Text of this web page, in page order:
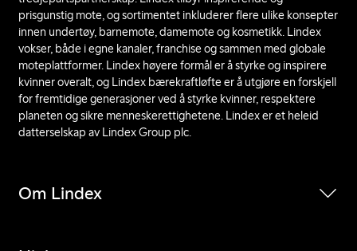
prisgunstig mote, og sortimentet inkluderer flere ulike konsepter
innen undertøy, barnemote, damemote og kosmetikk. Lindex
vokser, både i egne kanaler, franchise og sammen med globale
moteplattformer. Lindex høyere formål er å styrke og inspirere
kvinner overalt, og Lindex bærekraftløfte er å utgjøre en forskjell
for fremtidige generasjoner ved å styrke kvinner, respektere
planeten og sikre menneskerettighetene. Lindex er et heleid
datterselskap av Lindex Group plc.
Om Lindex